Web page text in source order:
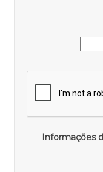
Informações